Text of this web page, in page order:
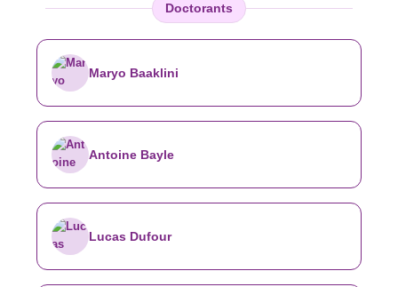
Doctorants
Maryo Baaklini
Antoine Bayle
Lucas Dufour